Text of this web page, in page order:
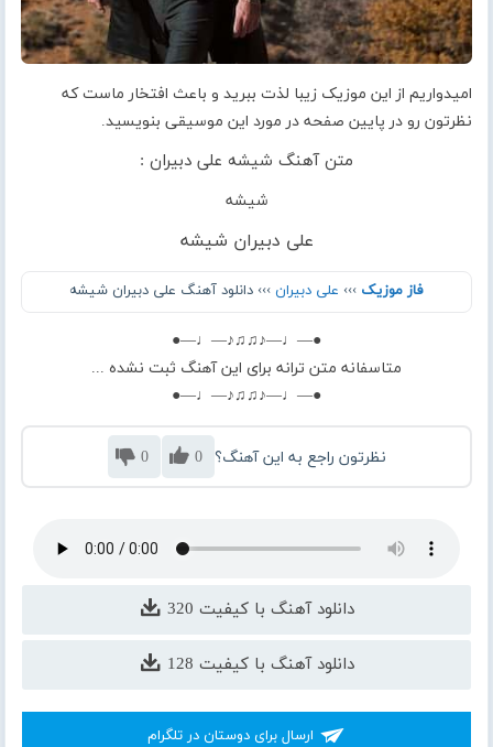
امیدواریم از این موزیک زیبا لذت ببرید و باعث افتخار ماست که
نظرتون رو در پایین صفحه در مورد این موسیقی بنویسید.
متن آهنگ شیشه علی دبیران :
شیشه
علی دبیران شیشه
فاز موزیک ››› علی دبیران ››› دانلود آهنگ علی دبیران شیشه
●—♩—♪♫♫♪—♩—●
متاسفانه متن ترانه برای این آهنگ ثبت نشده ...
●—♩—♪♫♫♪—♩—●
نظرتون راجع به این آهنگ؟ 0
0
دانلود آهنگ با کیفیت 320
دانلود آهنگ با کیفیت 128
ارسال برای دوستان در تلگرام